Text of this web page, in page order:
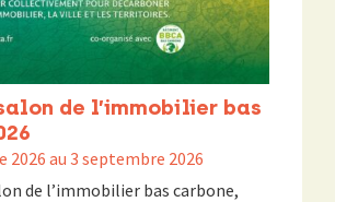
de l’immobilier bas
2026 au 3 septembre 2026
de l’immobilier bas carbone,